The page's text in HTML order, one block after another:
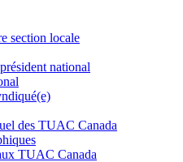
section locale
national
des TUAC Canada
TUAC Canada